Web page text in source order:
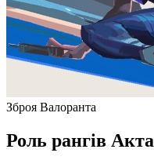
Зброя Валоранта
Роль рангів Акта